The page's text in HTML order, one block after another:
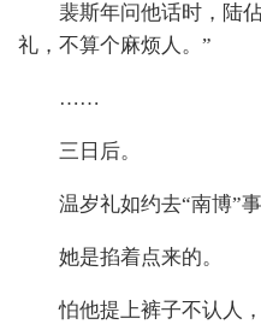
裴斯年问他话时，陆
礼，不算个麻烦人。”
……
三日后。
温岁礼如约去“南博”
她是掐着点来的。
怕他提上裤子不认人